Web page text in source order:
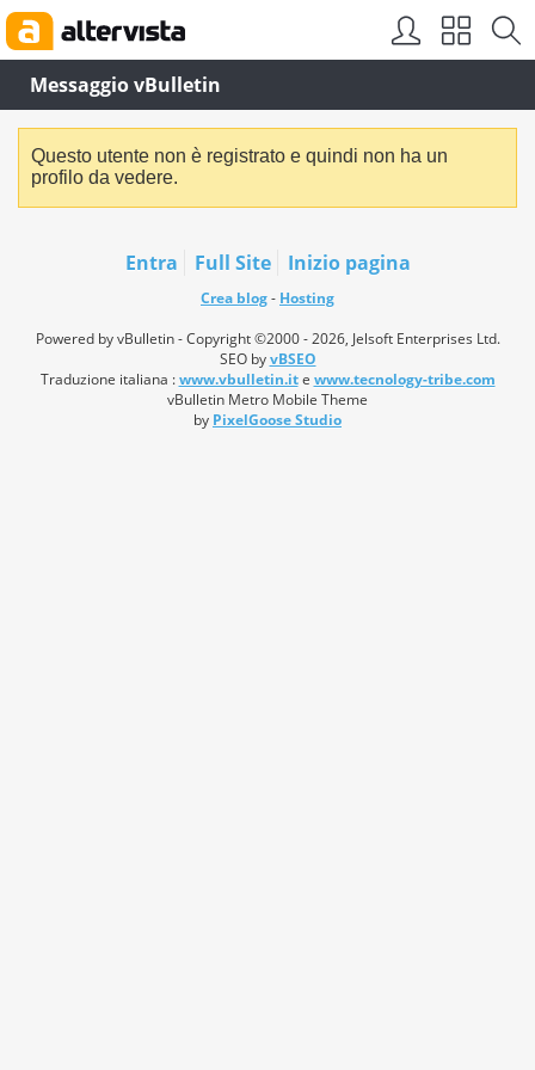
Messaggio vBulletin
Questo utente non è registrato e quindi non ha un
profilo da vedere.
Entra Full Site Inizio pagina
Crea blog- Hosting
Powered by vBulletin - Copyright ©2000 - 2026, Jelsoft Enterprises Ltd.
SEO byvBSEO
Traduzione italiana :www.vbulletin.ite www.tecnology-tribe.com
vBulletin Metro Mobile Theme
by PixelGoose Studio